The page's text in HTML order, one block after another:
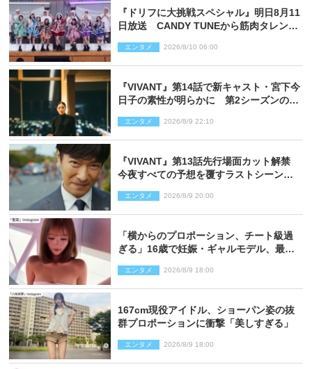
『ドリフに大挑戦スペシャル』明日8月11
日放送 CANDY TUNEから筋肉タレント
エンタメ 2026/8/10 06:00
『VIVANT』第14話で新キャスト・宮下今
日子の素性が明らかに 第2シーズンのキ
エンタメ 2026/8/9 22:10
『VIVANT』第13話先行場面カット解禁
今夜すべての予想を覆すラストシーン
エンタメ 2026/8/9 20:00
「横からのプロポーション、チート級過
ぎる」16歳で妊娠・ギャルモデル、最新
エンタメ 2026/8/9 18:00
167cm現役アイドル、ショーパン姿の抜
群プロポーションに衝撃「美しすぎる」
エンタメ 2026/8/9 18:00